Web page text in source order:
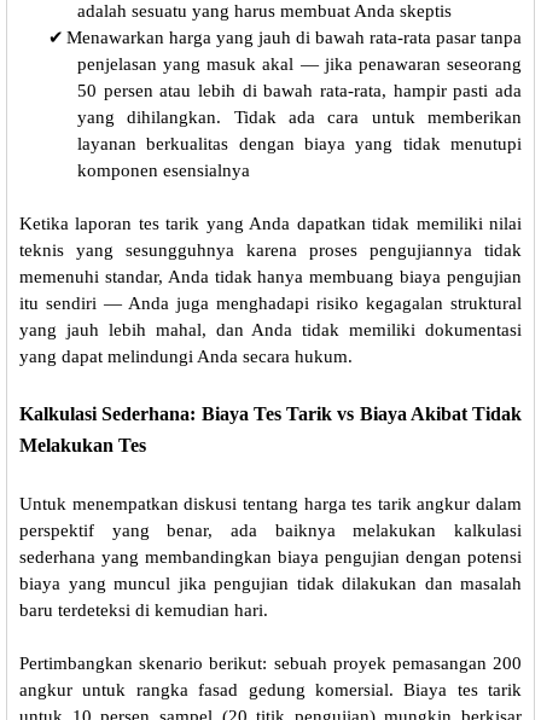
adalah sesuatu yang harus membuat Anda skeptis
✔ Menawarkan harga yang jauh di bawah rata-rata pasar tanpa
penjelasan yang masuk akal — jika penawaran seseorang
50 persen atau lebih di bawah rata-rata, hampir pasti ada
yang dihilangkan. Tidak ada cara untuk memberikan
layanan berkualitas dengan biaya yang tidak menutupi
komponen esensialnya
Ketika laporan tes tarik yang Anda dapatkan tidak memiliki nilai
teknis yang sesungguhnya karena proses pengujiannya tidak
memenuhi standar, Anda tidak hanya membuang biaya pengujian
itu sendiri — Anda juga menghadapi risiko kegagalan struktural
yang jauh lebih mahal, dan Anda tidak memiliki dokumentasi
yang dapat melindungi Anda secara hukum.
Kalkulasi Sederhana: Biaya Tes Tarik vs Biaya Akibat Tidak
Melakukan Tes
Untuk menempatkan diskusi tentang harga tes tarik angkur dalam
perspektif yang benar, ada baiknya melakukan kalkulasi
sederhana yang membandingkan biaya pengujian dengan potensi
biaya yang muncul jika pengujian tidak dilakukan dan masalah
baru terdeteksi di kemudian hari.
Pertimbangkan skenario berikut: sebuah proyek pemasangan 200
angkur untuk rangka fasad gedung komersial. Biaya tes tarik